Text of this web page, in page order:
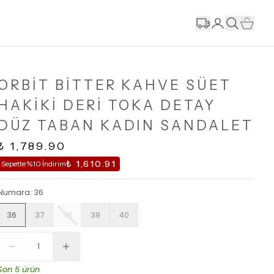
BİTTER KAHVE SÜET
DERİ TOKA DETAY
TABAN KADIN SANDALET
1,789.90
Sepette %10 İndirim₺ 1,610.91
: 36
36
37 38 39 40
5 ürün